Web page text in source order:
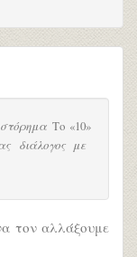
Το «10»
διάλογος με
τον αλλάξουμε